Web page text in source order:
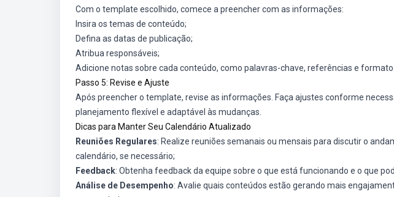
Com o template escolhido, comece a preencher com as informações:
Insira os temas de conteúdo;
Defina as datas de publicação;
Atribua responsáveis;
Adicione notas sobre cada conteúdo, como palavras-chave, referências e formato.
Passo 5: Revise e Ajuste
Após preencher o template, revise as informações. Faça ajustes conforme
planejamento flexível e adaptável às mudanças.
Dicas para Manter Seu Calendário Atualizado
Reuniões Regulares: Realize reuniões semanais ou mensais para discutir o
calendário, se necessário;
Feedback: Obtenha feedback da equipe sobre o que está funcionando e o que
Análise de Desempenho: Avalie quais conteúdos estão gerando mais